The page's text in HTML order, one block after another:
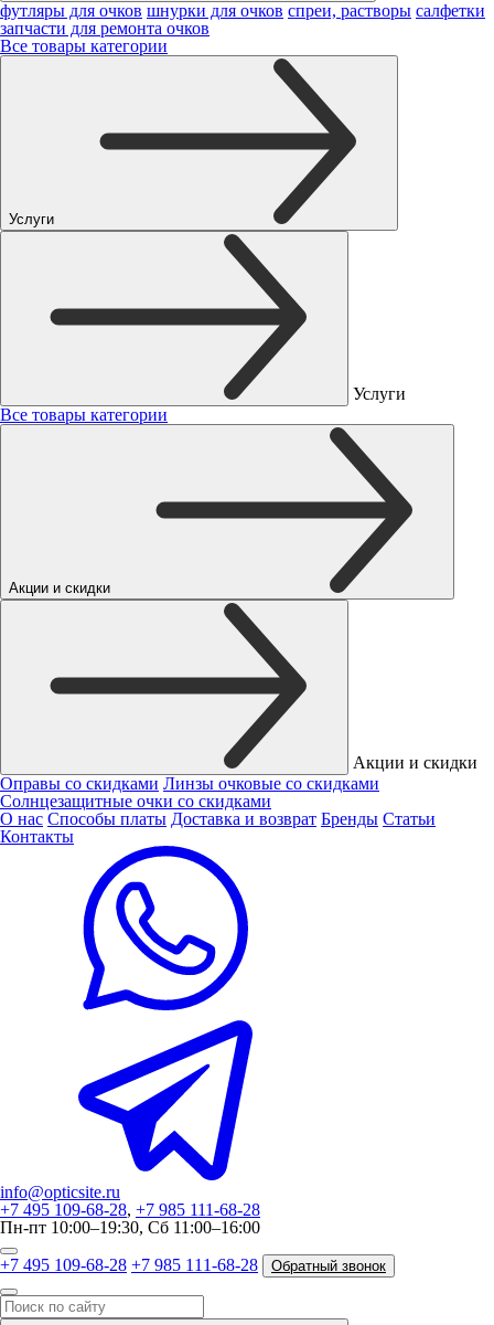
футляры для очков шнурки для очков спреи, растворы салфетки
запчасти для ремонта очков
Все товары категории
Услуги
Услуги
Все товары категории
Акции и скидки
Акции и скидки
Оправы со скидками Линзы очковые со скидками
Солнцезащитные очки со скидками
О нас Способы платы Доставка и возврат Бренды Статьи
Контакты
info@opticsite.ru
+7 495 109-68-28, +7 985 111-68-28
Пн-пт 10:00–19:30, Сб 11:00–16:00
+7 495 109-68-28 +7 985 111-68-28 Обратный звонок